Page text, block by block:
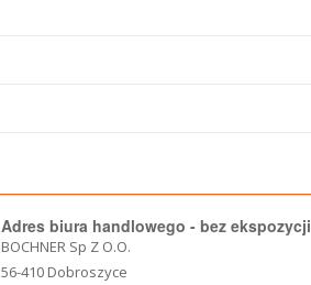
Adres biura handlowego - bez ekspozycji
BOCHNER Sp Z O.O.
56-410 Dobroszyce